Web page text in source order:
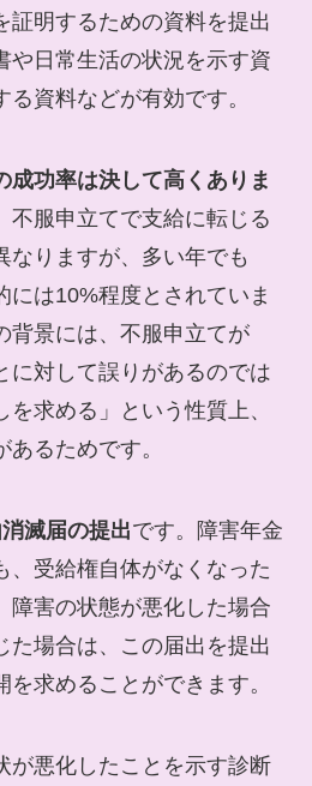
証明するための資料を提出
や日常生活の状況を示す資
資料などが有効です。
成功率は決して高くありま
不服申立てで支給に転じる
なりますが、多い年でも
には10%程度とされていま
背景には、不服申立てが
に対して誤りがあるのでは
求める」という性質上、
るためです。
滅届の提出です。障害年金
、受給権自体がなくなった
障害の状態が悪化した場合
た場合は、この届出を提出
求めることができます。
が悪化したことを示す診断